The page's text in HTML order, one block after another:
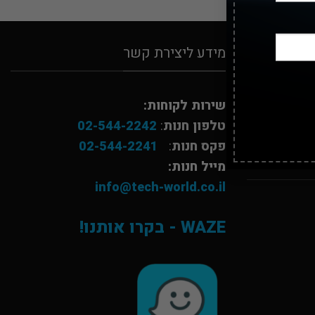
מידע ליצירת קשר
שירות לקוחות:
טלפון חנות:
02-544-2242
פקס חנות:
02-544-2241
מייל חנות:
info@tech-world.co.il
WAZE - בקרו אותנו!